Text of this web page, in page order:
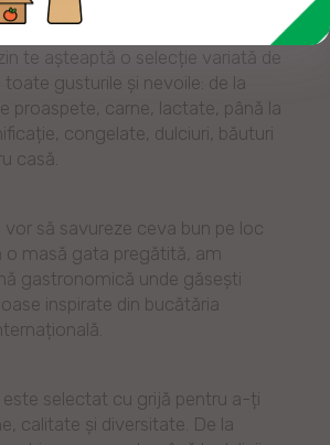
te așteaptă o selecție variată de
gusturile și nevoile: de la
proaspete, carne, lactate, până la
congelate, dulciuri, băuturi
casă.
vor să savureze ceva bun pe loc
o masă gata pregătită, am
gastronomică unde găsești
inspirate din bucătăria
este selectat cu grijă pentru a-ți
calitate și diversitate. De la